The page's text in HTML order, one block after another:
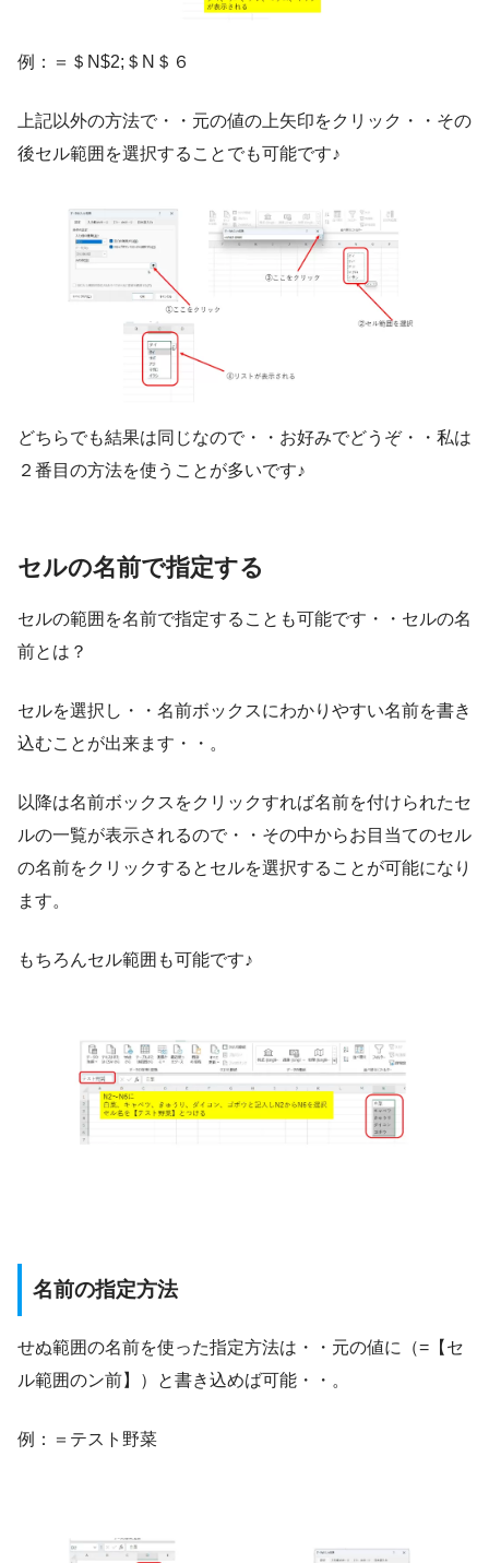
例：＝＄N$2;＄N＄６
上記以外の方法で・・元の値の上矢印をクリック・・その
後セル範囲を選択することでも可能です♪
どちらでも結果は同じなので・・お好みでどうぞ・・私は
２番目の方法を使うことが多いです♪
セルの名前で指定する
セルの範囲を名前で指定することも可能です・・セルの名
前とは？
セルを選択し・・名前ボックスにわかりやすい名前を書き
込むことが出来ます・・。
以降は名前ボックスをクリックすれば名前を付けられたセ
ルの一覧が表示されるので・・その中からお目当てのセル
の名前をクリックするとセルを選択することが可能になり
ます。
もちろんセル範囲も可能です♪
名前の指定方法
せぬ範囲の名前を使った指定方法は・・元の値に（=【セ
ル範囲のン前】）と書き込めば可能・・。
例：＝テスト野菜